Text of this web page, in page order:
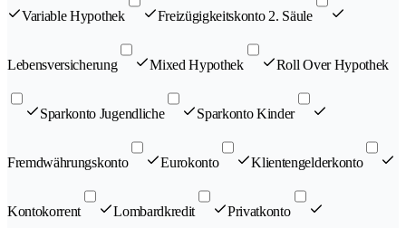
Variable Hypothek Freizügigkeitskonto 2. Säule
Lebensversicherung Mixed Hypothek Roll Over Hypothek
Sparkonto Jugendliche Sparkonto Kinder
Fremdwährungskonto Eurokonto Klientengelderkonto
Kontokorrent Lombardkredit Privatkonto